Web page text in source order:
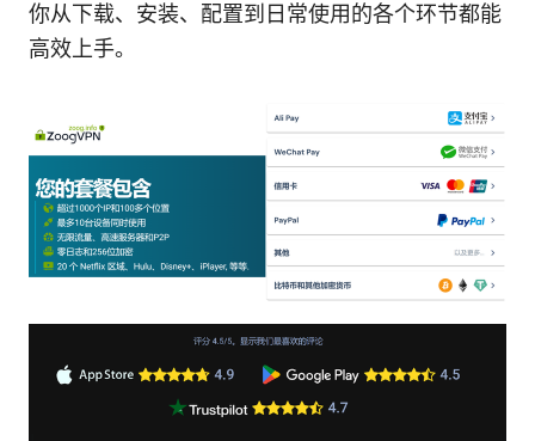
你从下载、安装、配置到日常使用的各个环节都能
高效上手。